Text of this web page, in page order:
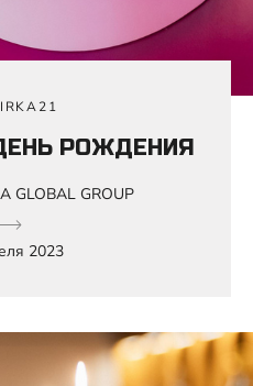
РОЖДЕНИЯ
GLOBAL GROUP
2023